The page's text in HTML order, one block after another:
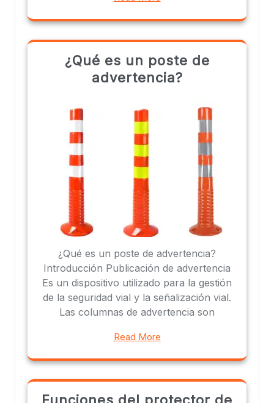
¿Qué es un poste de
advertencia?
¿Qué es un poste de advertencia?
Introducción Publicación de advertencia
Es un dispositivo utilizado para la gestión
de la seguridad vial y la señalización vial.
Las columnas de advertencia son
Read More